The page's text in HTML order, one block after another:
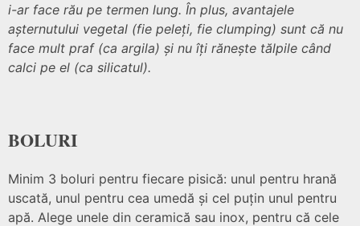
i-ar face rău pe termen lung. În plus, avantajele
așternutului vegetal (fie peleți, fie clumping) sunt că nu
face mult praf (ca argila) și nu îți rănește tălpile când
calci pe el (ca silicatul).
BOLURI
Minim 3 boluri pentru fiecare pisică: unul pentru hrană
uscată, unul pentru cea umedă și cel puțin unul pentru
apă. Alege unele din ceramică sau inox, pentru că cele